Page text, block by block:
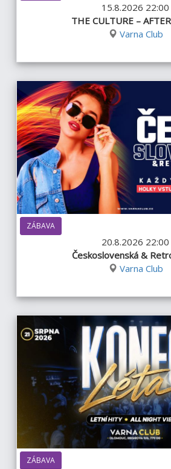
15.8.2026 22:00
THE CULTURE –
Varna Club
ZÁBAVA
20.8.2026 22:00
Československá &
Varna Club
ZÁBAVA